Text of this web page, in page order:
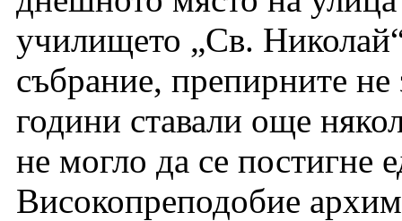
училището „Св.
събрание, препирните
години ставали още
не могло да се постигне
Високопреподобие